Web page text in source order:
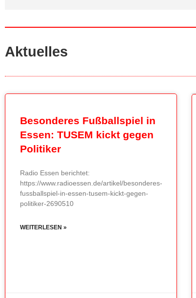
Aktuelles
Besonderes Fußballspiel in
Essen: TUSEM kickt gegen
Politiker
Radio Essen berichtet:
https://www.radioessen.de/artikel/besonderes-
fussballspiel-in-essen-tusem-kickt-gegen-
politiker-2690510
WEITERLESEN »